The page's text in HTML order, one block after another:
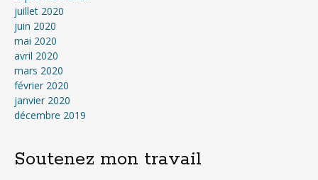
juillet 2020
juin 2020
mai 2020
avril 2020
mars 2020
février 2020
janvier 2020
décembre 2019
Soutenez mon travail